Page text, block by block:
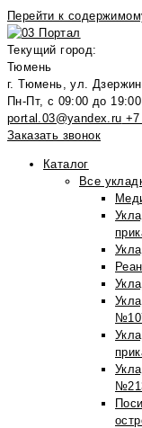
Перейти к
Текущий город:
Тюмень
г. Тюмень, ул.
Пн-Пт, с 09:00 до 19:00
portal.03@yandex.ru
Заказать звонок
Каталог
Все